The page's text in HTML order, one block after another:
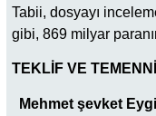
Tabii, dosyayı
gibi, 869 milyar
TEKLİF VE
Mehmet şevket